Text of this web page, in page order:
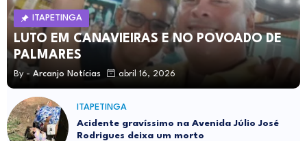
ITAPETINGA
LUTO EM CANAVIEIRAS E NO POVOADO DE
PALMARES
By - Arcanjo Notícias abril 16, 2026
ITAPETINGA
Acidente gravíssimo na Avenida Júlio José
Rodrigues deixa um morto